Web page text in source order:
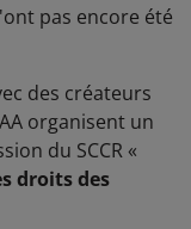
pas encore été
des créateurs
organisent un
du SCCR «
droits des